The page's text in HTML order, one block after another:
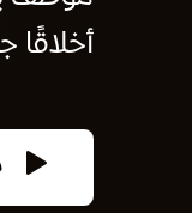
أخلاقًا